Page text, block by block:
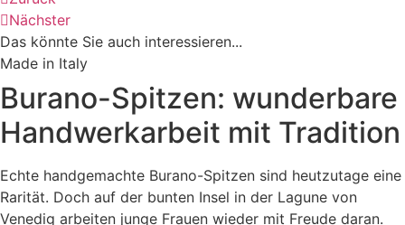
Nächster
Das könnte Sie auch interessieren...​
Made in Italy
Burano-Spitzen: wunderbare
Handwerkarbeit mit Tradition
Echte handgemachte Burano-Spitzen sind heutzutage eine
Rarität. Doch auf der bunten Insel in der Lagune von
Venedig arbeiten junge Frauen wieder mit Freude daran.